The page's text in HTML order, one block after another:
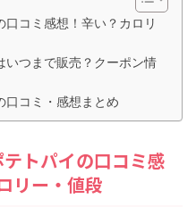
コミ感想！辛い？カロリ
いつまで販売？クーポン情
口コミ・感想まとめ
トパイの口コミ感
リー・値段